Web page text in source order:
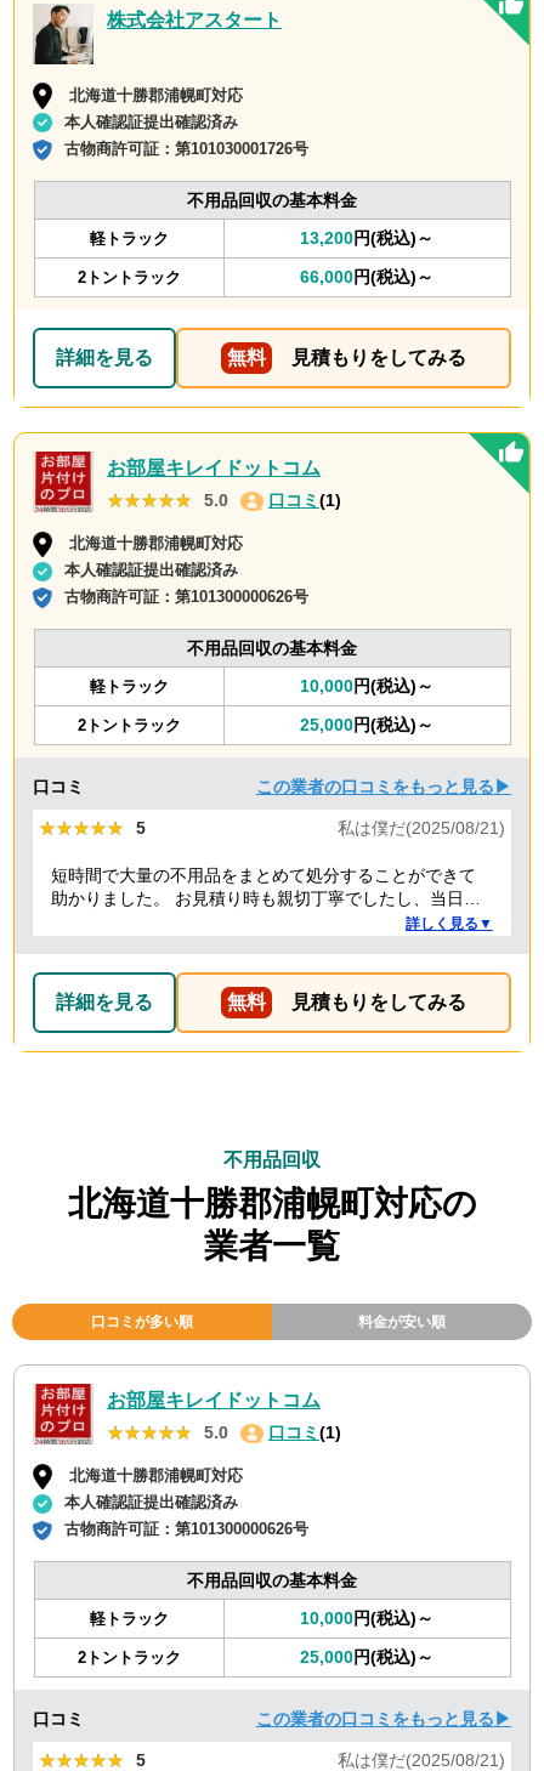
株式会社アスタート
北海道十勝郡浦幌町対応
本人確認証提出確認済み
古物商許可証：第101030001726号
不用品回収の基本料金
軽トラック 13,200円(税込)～
2トントラック 66,000円(税込)～
詳細を見る 無料 見積もりをしてみる
お部屋キレイドットコム
★★★★★
★★★★★ 5.0 口コミ (1)
北海道十勝郡浦幌町対応
本人確認証提出確認済み
古物商許可証：第101300000626号
不用品回収の基本料金
軽トラック 10,000円(税込)～
2トントラック 25,000円(税込)～
口コミ この業者の口コミをもっと見る▶
★★★★★
★★★★★ 5 私は僕だ(2025/08/21)
短時間で大量の不用品をまとめて処分することができて
助かりました。 お見積り時も親切丁寧でしたし、当日作
業を担当してくれた方たちも礼儀正しく気持ちよく対応
詳しく見る▼
詳細を見る 無料 見積もりをしてみる
不用品回収
北海道十勝郡浦幌町対応の
業者一覧
口コミが多い順 料金が安い順
お部屋キレイドットコム
★★★★★
★★★★★ 5.0 口コミ (1)
北海道十勝郡浦幌町対応
本人確認証提出確認済み
古物商許可証：第101300000626号
不用品回収の基本料金
軽トラック 10,000円(税込)～
2トントラック 25,000円(税込)～
口コミ この業者の口コミをもっと見る▶
★★★★★
★★★★★ 5 私は僕だ(2025/08/21)